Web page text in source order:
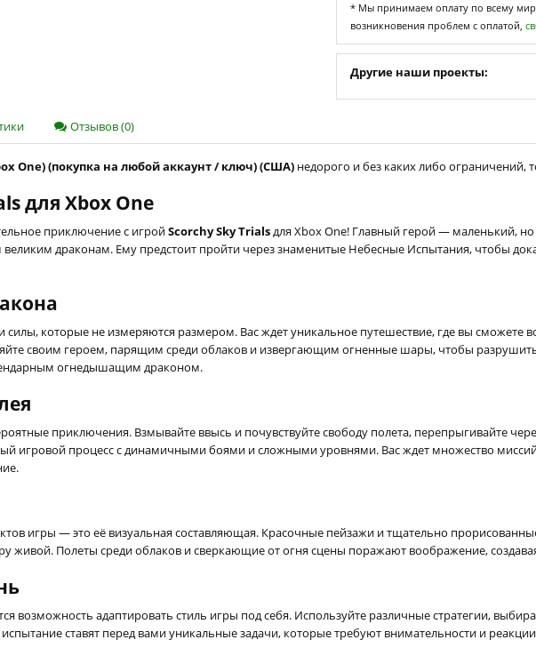
* Мы принимаем оплату по всему
возникновения проблем с оплатой,
Другие наши проекты:
Отзывов (0)
One) (покупка на любой аккаунт / ключ) (США) недорого и без каких либо ограничений,
для Xbox One
приключение с игройScorchy Sky Trialsдля Xbox One! Главный герой — маленький,
драконам. Ему предстоит пройти через знаменитые Небесные Испытания, чтобы
которые не измеряются размером. Вас ждет уникальное путешествие, где вы сможете
своим героем, парящим среди облаков и извергающим огненные шары, чтобы
огнедышащим драконом.
приключения. Взмывайте ввысь и почувствуйте свободу полета, перепрыгивайте
игровой процесс с динамичными боями и сложными уровнями. Вас ждет множество
игры — это её визуальная составляющая. Красочные пейзажи и тщательно
живой. Полеты среди облаков и сверкающие от огня сцены поражают воображение,
возможность адаптировать стиль игры под себя. Используйте различные стратегии,
ставят перед вами уникальные задачи, которые требуют внимательности и